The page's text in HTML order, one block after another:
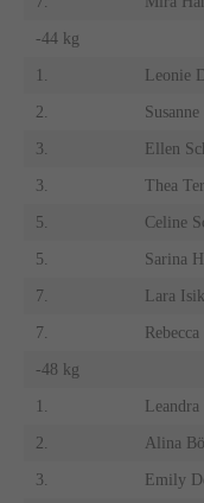
-44 kg
1. Leonie
2.
3. Ellen
3. Thea
5. Celine
5. Sarina
7. Lara Isik
7.
-48 kg
1. Leandra
2. Alina
3. Emily